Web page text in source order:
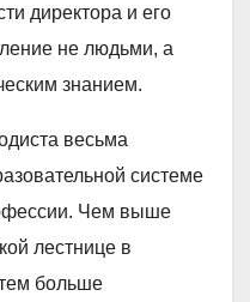
директора и его
не людьми, а
знанием.
весьма
системе
Чем выше
лестнице в
больше